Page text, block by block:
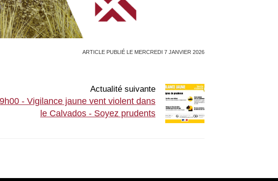
ARTICLE PUBLIÉ LE MERCREDI 7 JANVIER 2026
Actualité suivante
- Vigilance jaune vent violent dans
le Calvados - Soyez prudents